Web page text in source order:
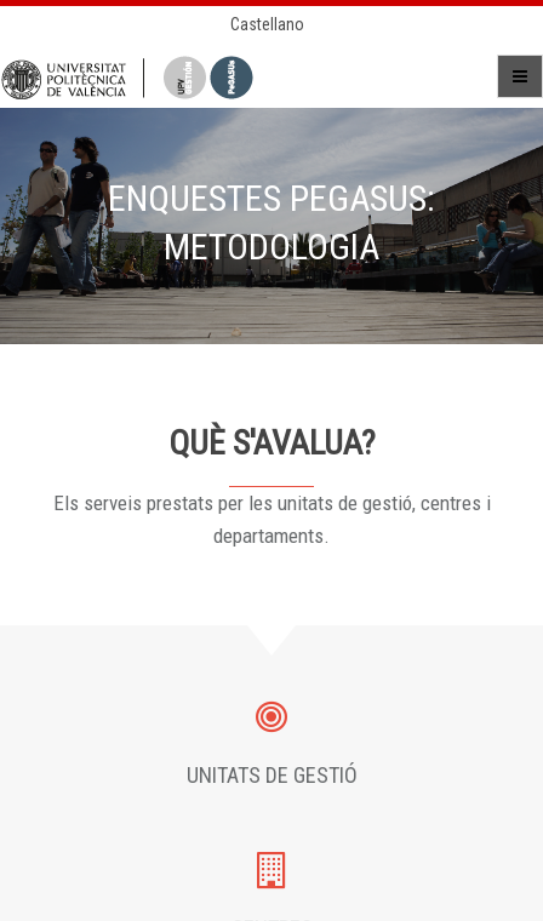
Castellano
ENQUESTES PEGASUS:
METODOLOGIA
QUÈ S'AVALUA?
Els serveis prestats per les unitats de gestió, centres i
departaments.
UNITATS DE GESTIÓ